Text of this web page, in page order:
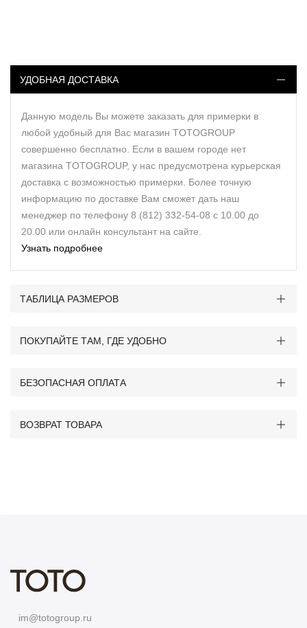
УДОБНАЯ ДОСТАВКА
Данную модель Вы можете заказать для примерки в
любой удобный для Вас магазин TOTOGROUP
совершенно бесплатно. Если в вашем городе нет
магазина TOTOGROUP, у нас предусмотрена курьерская
доставка с возможностью примерки. Более точную
информацию по доставке Вам сможет дать наш
менеджер по телефону 8 (812) 332-54-08 с 10.00 до
20.00 или онлайн консультант на сайте.
Узнать подробнее
ТАБЛИЦА РАЗМЕРОВ
ПОКУПАЙТЕ ТАМ, ГДЕ УДОБНО
БЕЗОПАСНАЯ ОПЛАТА
ВОЗВРАТ ТОВАРА
im@totogroup.ru